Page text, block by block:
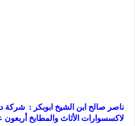
ناصر صالح ابن الشيخ ابوبكر : شركة
لاكسسوارات الأثاث والمطابخ أربعون